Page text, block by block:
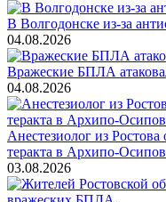
В Волгодонске из-за
04.08.2026
Вражеские БПЛА
04.08.2026
Анестезиолог из
теракта в Архипо-
03.08.2026